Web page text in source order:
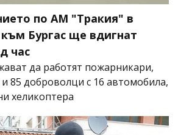
по АМ "Тракия" в
Бургас ще вдигнат
час
да работят пожарникари,
и 85 доброволци с 16 автомобила,
хеликоптера